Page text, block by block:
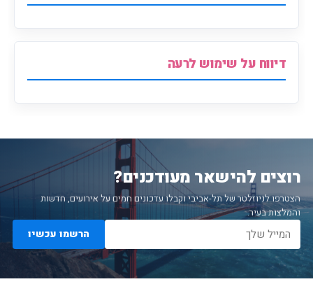
דיווח על שימוש לרעה
רוצים להישאר מעודכנים?
הצטרפו לניוזלטר של תל-אביבי וקבלו עדכונים חמים על אירועים, חדשות
והמלצות בעיר.
הרשמו עכשיו